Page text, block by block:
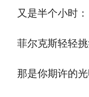
又是半个小时：
菲尔克斯轻轻挑
那是你期许的光